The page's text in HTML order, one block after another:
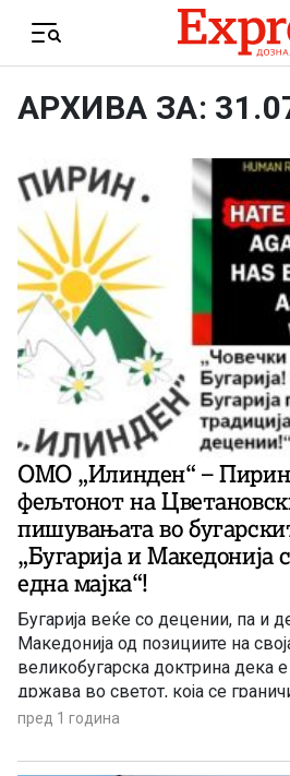
Menu
АРХИВА ЗА:
ОМО „Илинден“ – Пирин
фељтонот на
пишувањата во
„Бугарија и Македонија
една мајка“!
Бугарија веќе со децении, па и
Македонија од позициите на
великобугарска доктрина дека
држава во светот, која се
Фељтонот на Виктор
контекстот на ваквата
пред 1 година